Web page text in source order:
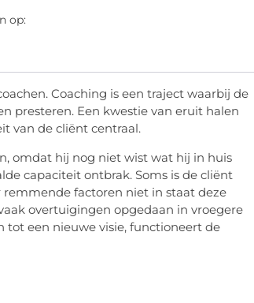
op:
Coaching is een traject waarbij de
presteren. Een kwestie van eruit halen
van de cliënt centraal.
omdat hij nog niet wist wat hij in huis
capaciteit ontbrak. Soms is de cliënt
factoren niet in staat deze
overtuigingen opgedaan in vroegere
tot een nieuwe visie, functioneert de